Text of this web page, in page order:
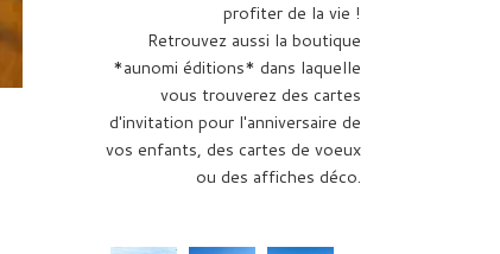
profiter de la vie !
Retrouvez aussi la boutique
*aunomi éditions* dans laquelle
vous trouverez des cartes
d'invitation pour l'anniversaire de
vos enfants, des cartes de voeux
ou des affiches déco.